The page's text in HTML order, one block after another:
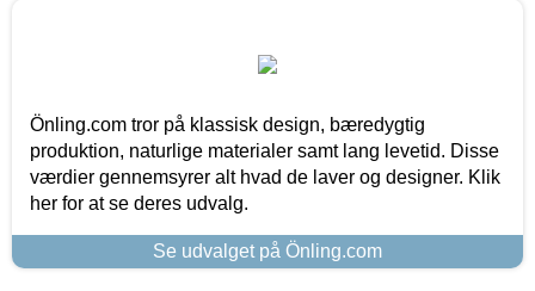
Önling.com tror på klassisk design, bæredygtig
produktion, naturlige materialer samt lang levetid. Disse
værdier gennemsyrer alt hvad de laver og designer. Klik
her for at se deres udvalg.
Se udvalget på Önling.com